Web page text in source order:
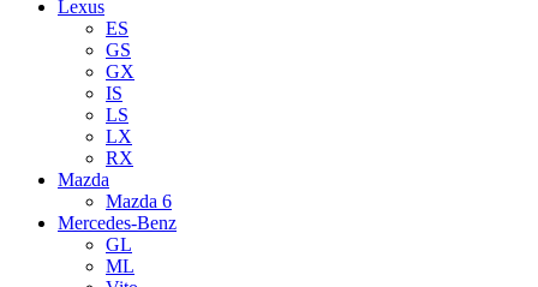
Lexus
ES
GS
GX
IS
LS
LX
RX
Mazda
Mazda 6
Mercedes-Benz
GL
ML